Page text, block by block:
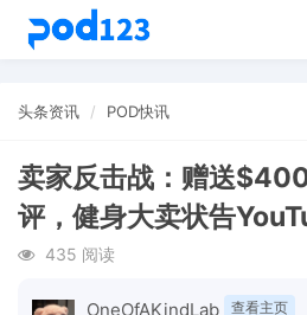
头条资讯 POD快讯
卖家反击战：赠送
评，健身大卖状告
435 阅读
OneOfAKindLab
查看主页